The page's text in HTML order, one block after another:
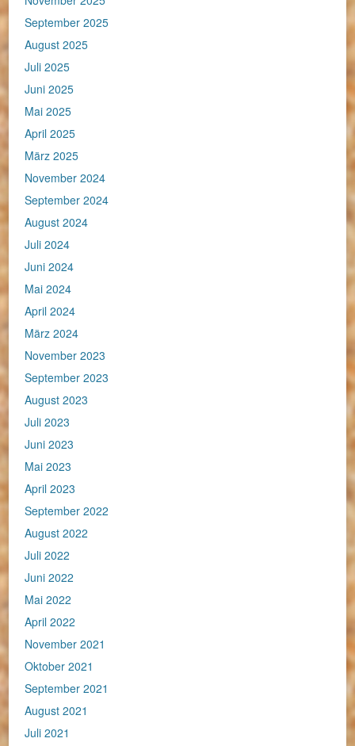
September 2025
August 2025
Juli 2025
Juni 2025
Mai 2025
April 2025
März 2025
November 2024
September 2024
August 2024
Juli 2024
Juni 2024
Mai 2024
April 2024
März 2024
November 2023
September 2023
August 2023
Juli 2023
Juni 2023
Mai 2023
April 2023
September 2022
August 2022
Juli 2022
Juni 2022
Mai 2022
April 2022
November 2021
Oktober 2021
September 2021
August 2021
Juli 2021